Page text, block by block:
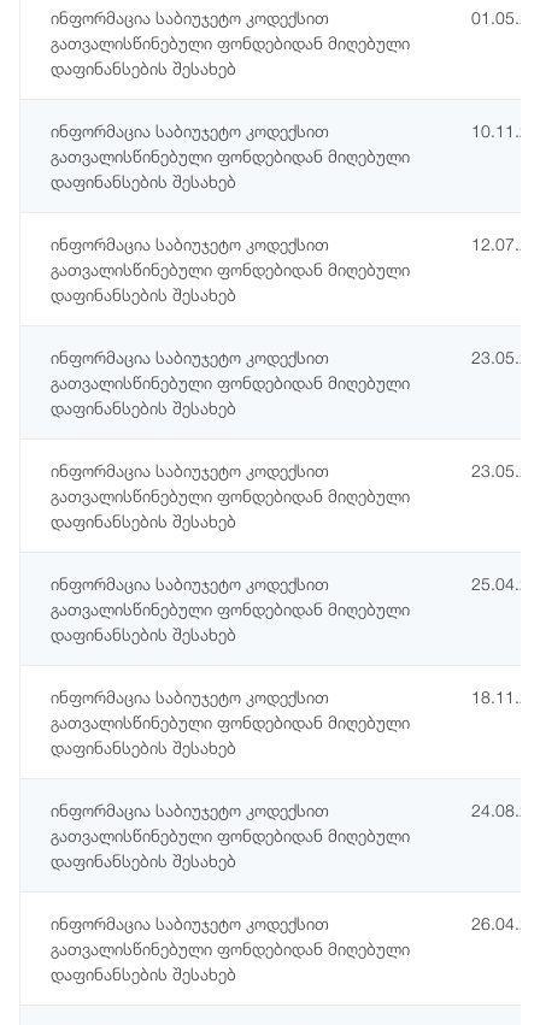
ინფორმაცია საბიუჯეტო კოდექსით
გათვალისწინებული ფონდებიდან მიღებული
დაფინანსების შესახებ
ინფორმაცია საბიუჯეტო კოდექსით
გათვალისწინებული ფონდებიდან მიღებული
დაფინანსების შესახებ
ინფორმაცია საბიუჯეტო კოდექსით
გათვალისწინებული ფონდებიდან მიღებული
დაფინანსების შესახებ
ინფორმაცია საბიუჯეტო კოდექსით
გათვალისწინებული ფონდებიდან მიღებული
დაფინანსების შესახებ
ინფორმაცია საბიუჯეტო კოდექსით
გათვალისწინებული ფონდებიდან მიღებული
დაფინანსების შესახებ
ინფორმაცია საბიუჯეტო კოდექსით
გათვალისწინებული ფონდებიდან მიღებული
დაფინანსების შესახებ
ინფორმაცია საბიუჯეტო კოდექსით
გათვალისწინებული ფონდებიდან მიღებული
დაფინანსების შესახებ
ინფორმაცია საბიუჯეტო კოდექსით
გათვალისწინებული ფონდებიდან მიღებული
დაფინანსების შესახებ
ინფორმაცია საბიუჯეტო კოდექსით
გათვალისწინებული ფონდებიდან მიღებული
დაფინანსების შესახებ